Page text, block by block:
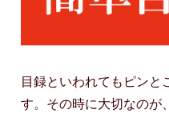
目録といわれてもピンと
す。その時に大切なのが